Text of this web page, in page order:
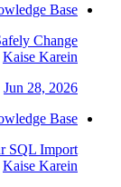
Base
Change
Kaise Karein
Jun 28, 2026
Base
SQL Import
Kaise Karein